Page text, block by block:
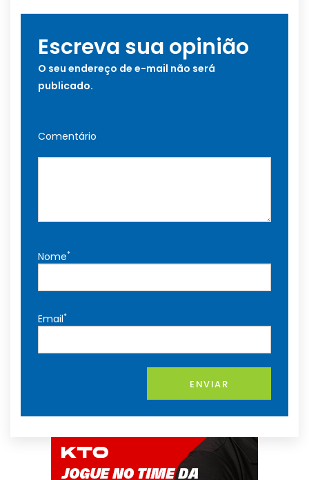
Escreva sua opinião
O seu endereço de e-mail não será
publicado.
Comentário
Nome*
Email*
ENVIAR